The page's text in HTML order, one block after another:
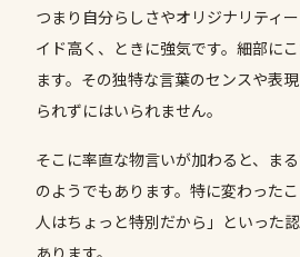
つまり自分らしさやオリジナリティ
イド高く、ときに強気です。細部に
ます。その独特な言葉のセンスや表
られずにはいられません。
そこに率直な物言いが加わると、ま
のようでもあります。特に変わった
人はちょっと特別だから」といった